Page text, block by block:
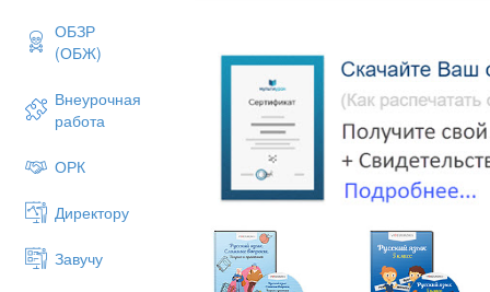
ОБЗР
(ОБЖ)
Внеурочная
работа
ОРК
Директору
Завучу
существительными в
подлежащим и сказуемым; уметь по
предложения с данной
соответствии с изученным правилом.
10.Тип урока - комбинированный
11. Формы работы учащихся:
12.Необходимое
компьютерное): мультимедийный